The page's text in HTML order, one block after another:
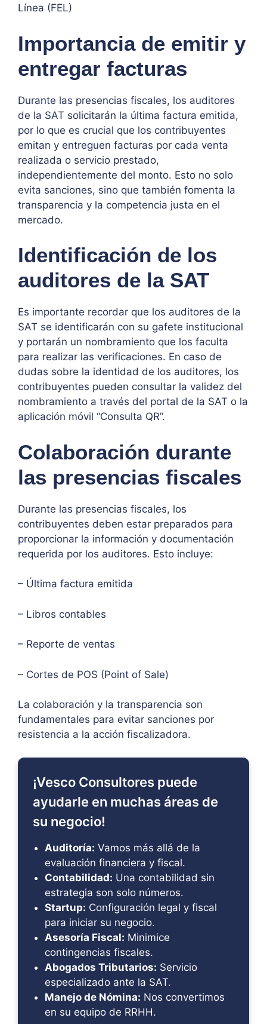
Línea (FEL)
Importancia de emitir y
entregar facturas
Durante las presencias fiscales, los auditores
de la SAT solicitarán la última factura emitida,
por lo que es crucial que los contribuyentes
emitan y entreguen facturas por cada venta
realizada o servicio prestado,
independientemente del monto. Esto no solo
evita sanciones, sino que también fomenta la
transparencia y la competencia justa en el
mercado.
Identificación de los
auditores de la SAT
Es importante recordar que los auditores de la
SAT se identificarán con su gafete institucional
y portarán un nombramiento que los faculta
para realizar las verificaciones. En caso de
dudas sobre la identidad de los auditores, los
contribuyentes pueden consultar la validez del
nombramiento a través del portal de la SAT o la
aplicación móvil “Consulta QR”.
Colaboración durante
las presencias fiscales
Durante las presencias fiscales, los
contribuyentes deben estar preparados para
proporcionar la información y documentación
requerida por los auditores. Esto incluye:
– Última factura emitida
– Libros contables
– Reporte de ventas
– Cortes de POS (Point of Sale)
La colaboración y la transparencia son
fundamentales para evitar sanciones por
resistencia a la acción fiscalizadora.
¡Vesco Consultores puede
ayudarle en muchas áreas de
su negocio!
Auditoría: Vamos más allá de la
evaluación financiera y fiscal.
Contabilidad: Una contabilidad sin
estrategia son solo números.
Startup: Configuración legal y fiscal
para iniciar su negocio.
Asesoría Fiscal: Minimice
contingencias fiscales.
Abogados Tributarios: Servicio
especializado ante la SAT.
Manejo de Nómina: Nos convertimos
en su equipo de RRHH.